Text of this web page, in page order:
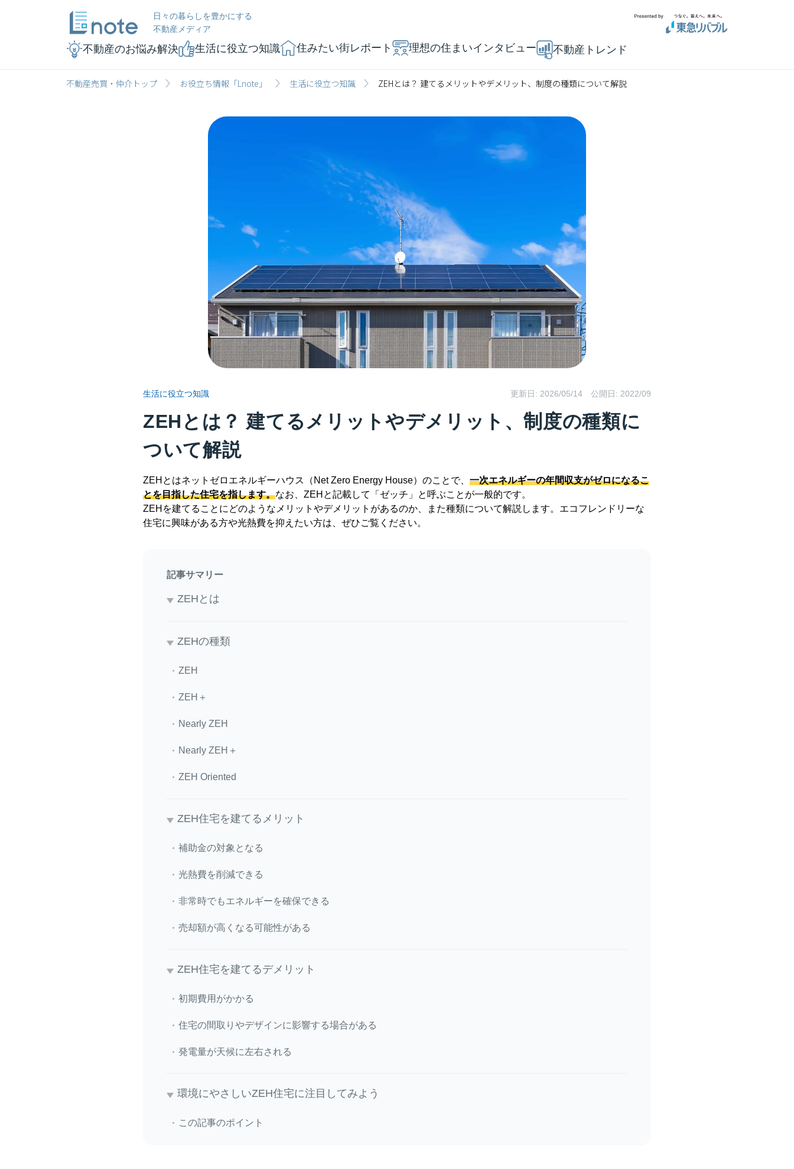
日々の暮らしを豊かにする
不動産メディア
不動産のお悩み解決 生活に役立つ知識 住みたい街レポート 理想の住まいインタビュー 不動産トレンド
不動産売買・仲介トップ お役立ち情報「Lnote」 生活に役立つ知識 ZEHとは？ 建てるメリットやデメリット、制度の種類について解説
生活に役立つ知識 更新日: 2026/05/14 公開日: 2022/09
ZEHとは？ 建てるメリットやデメリット、制度の種類に
ついて解説
ZEHとはネットゼロエネルギーハウス（Net Zero Energy House）のことで、 一次エネルギーの年間収支がゼロになるこ
とを目指した住宅を指します。なお、ZEHと記載して「ゼッチ」と呼ぶことが一般的です。
ZEHを建てることにどのようなメリットやデメリットがあるのか、また種類について解説します。エコフレンドリーな
住宅に興味がある方や光熱費を抑えたい方は、ぜひご覧ください。
記事サマリー
ZEHとは
ZEHの種類
ZEH
ZEH＋
Nearly ZEH
Nearly ZEH＋
ZEH Oriented
ZEH住宅を建てるメリット
補助金の対象となる
光熱費を削減できる
非常時でもエネルギーを確保できる
売却額が高くなる可能性がある
ZEH住宅を建てるデメリット
初期費用がかかる
住宅の間取りやデザインに影響する場合がある
発電量が天候に左右される
環境にやさしいZEH住宅に注目してみよう
この記事のポイント